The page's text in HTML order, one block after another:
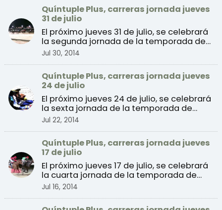
Quíntuple Plus, carreras jornada jueves
31 de julio
El próximo jueves 31 de julio, se celebrará
la segunda jornada de la temporada de
verano 2014 de ...
Jul 30, 2014
Quíntuple Plus, carreras jornada jueves
24 de julio
El próximo jueves 24 de julio, se celebrará
la sexta jornada de la temporada de
verano 2014 de c ...
Jul 22, 2014
Quíntuple Plus, carreras jornada jueves
17 de julio
El próximo jueves 17 de julio, se celebrará
la cuarta jornada de la temporada de
Jul 16, 2014